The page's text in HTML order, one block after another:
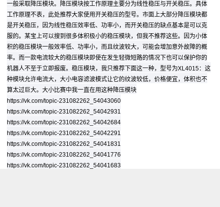
一般采取降压模块。降压模块按工作原理主要分为线性稳压与开关稳压。具体
工作原理不表，此处推荐大家使用开关稳压的型号。市面上大部分降压模块都
是开关稳压，因为线性稳压效率低、功率小，而开关稳压的缺点基本是可以克
服的。某宝上可以搜到很多体积极小的稳压模块，但我不推荐这些。因为小体
积的稳压模块一般效率低、功率小，而且纹波较大，可能会增加意外故障的概
率。而一款电流较大的稳压模块即使在发生轻微短路的情况下也可以保护你的
机器人不至于立即报废。稳压模块，我只推荐下面这一种，型号为XL4015：这
种模块允许电流大，大小电容滤波模式让它的纹波较低，价格便宜，体积也不
算太过巨大。大小比赛中我一直在用这种降压模块
https://vk.com/topic-231082262_54043060
https://vk.com/topic-231082262_54042931
https://vk.com/topic-231082262_54042684
https://vk.com/topic-231082262_54042291
https://vk.com/topic-231082262_54041831
https://vk.com/topic-231082262_54041776
https://vk.com/topic-231082262_54041683